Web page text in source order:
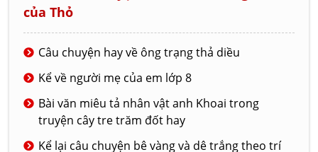
của Thỏ
Câu chuyện hay về ông trạng thả diều
Kể về người mẹ của em lớp 8
Bài văn miêu tả nhân vật anh Khoai trong
truyện cây tre trăm đốt hay
Kể lại câu chuyện bê vàng và dê trắng theo trí